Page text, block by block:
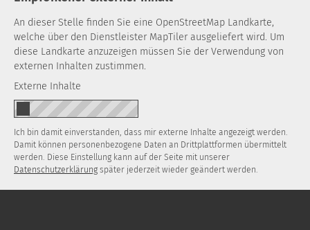
An dieser Stelle finden Sie eine OpenStreetMap Landkarte,
welche über den Dienstleister MapTiler ausgeliefert wird. Um
diese Landkarte anzuzeigen müssen Sie der Verwendung von
externen Inhalten zustimmen.
Externe Inhalte
Ich bin damit einverstanden, dass mir externe Inhalte angezeigt werden.
Damit können personenbezogene Daten an Drittplattformen übermittelt
werden. Diese Einstellung kann auf der Seite mit unserer
Datenschutzerklärung später jederzeit wieder geändert werden.